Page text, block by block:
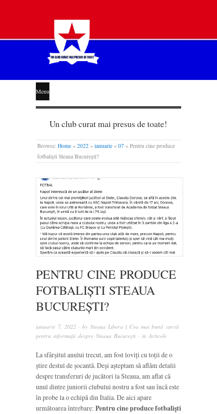
STEAUA
LIBERĂ
Menu
Un club curat mai presus de toate!
Browse: Home » 2022 » ianuarie » 07 » Pentru cine produce
fotbaliști Steaua București?
PENTRU CINE PRODUCE
FOTBALIȘTI STEAUA
BUCUREȘTI?
ianuarie 7, 2022 · by Steaua Libera | Cea mai bună sursă
pentru informații despre Steaua București · in Articole
La sfârșitul anului trecut, am fost loviți cu toții de o
știre destul de șocantă. Deși așteptam să aflăm detalii
despre transferuri de jucători la Steaua, am aflat că
unul dintre juniorii clubului nostru a fost sau încă este
în probe la o echipă din Italia. De aici apare
următoarea întrebare: Pentru cine produce fotbaliști